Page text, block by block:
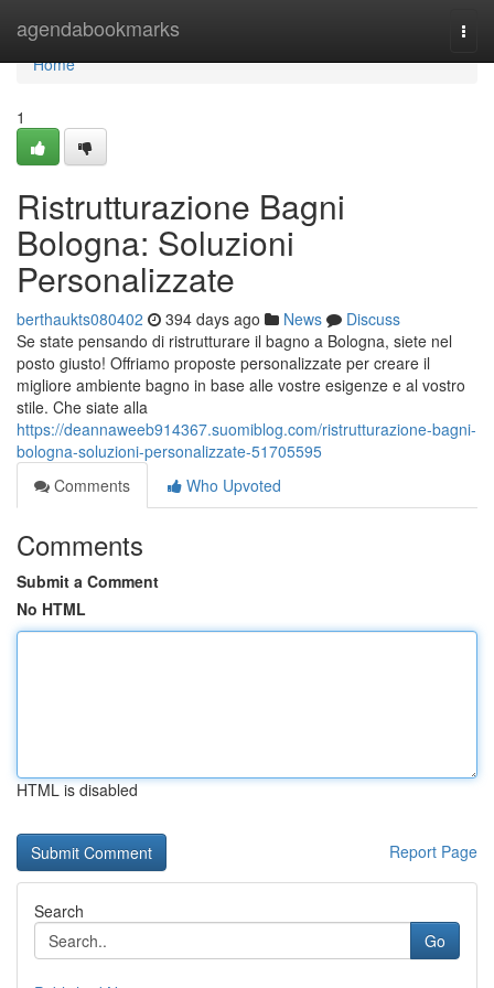
agendabookmarks
Home
Home
1
Ristrutturazione Bagni
Bologna: Soluzioni
Personalizzate
berthaukts080402 394 days ago News
Discuss
Se state pensando di ristrutturare il bagno a Bologna, siete nel
posto giusto! Offriamo proposte personalizzate per creare il
migliore ambiente bagno in base alle vostre esigenze e al vostro
stile. Che siate alla
https://deannaweeb914367.suomiblog.com/ristrutturazione-bagni-
bologna-soluzioni-personalizzate-51705595
Comments
Who Upvoted
Comments
Submit a Comment
No HTML
HTML is disabled
Report Page
Search
Go